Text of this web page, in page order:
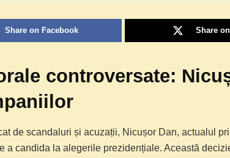
Share on Facebook Share
controversate:
de scandaluri și acuzații, Nicușor Dan, actualul
a candida la alegerile prezidențiale. Această